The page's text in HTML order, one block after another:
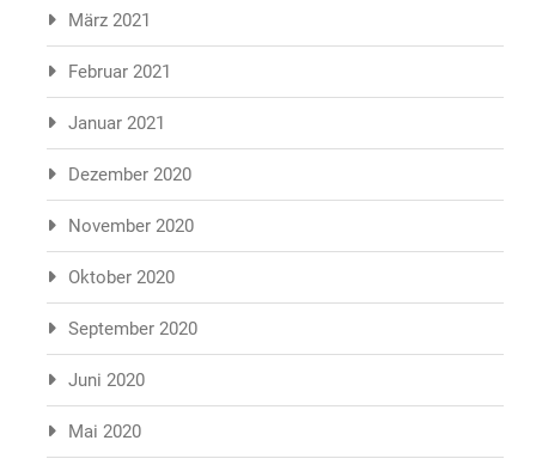
März 2021
Februar 2021
Januar 2021
Dezember 2020
November 2020
Oktober 2020
September 2020
Juni 2020
Mai 2020